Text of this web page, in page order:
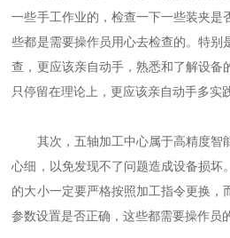
一些手工作业的，检查一下一些装夹是
些都是需要操作员用心去检查的。特别
查，更应该亲自动手，熟悉和了解设备
只停留在理论上，更应该亲自动手多实
其次，五轴加工中心属于高精度智
心细，以免发现不了问题造成设备损坏
的大小一定要严格按照加工指令更换，
参数设置是否正确，这些都需要操作员